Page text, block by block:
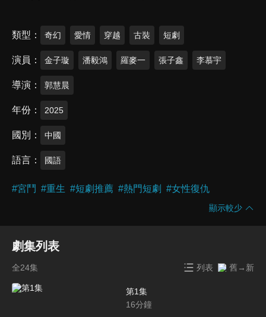
類型 奇幻 愛情 穿越 古裝 短劇
演員 金子璇 潘毅鴻 羅麥一 張子鑫 李慕宇
導演 郭慧晨
年份 2025
國別 中國
語言 國語
#宮鬥 #重生 #短劇推薦 #熱門短劇 #女性復仇
顯示較少
劇集列表
全24集 列表 舊→新
第1集
16分鐘